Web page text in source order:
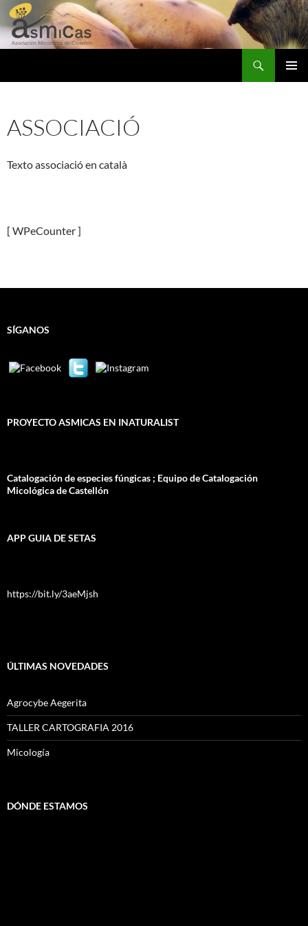
Vés
al
contingut
ASSOCIACIÓ
Texto associació en català
[ WPeCounter ]
SÍGANOS
PROYECTO ASMICAS EN INATURALIST
Catalogación de especies fúngicas ; Equipo de Catalogación
Micológica de Castellón
APP GUIA DE SETAS
https://bit.ly/3aeMjsh
ÚLTIMAS NOVEDADES
Agrocybe Aegerita
TALLER CARTOGRAFIA 2016
Micología
DÓNDE ESTAMOS